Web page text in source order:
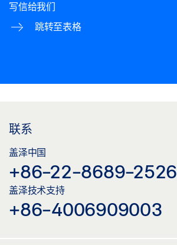
写信给我们
跳转至表格
联系
盖泽中国
+86-22-8689-2526
盖泽技术支持
+86-4006909003